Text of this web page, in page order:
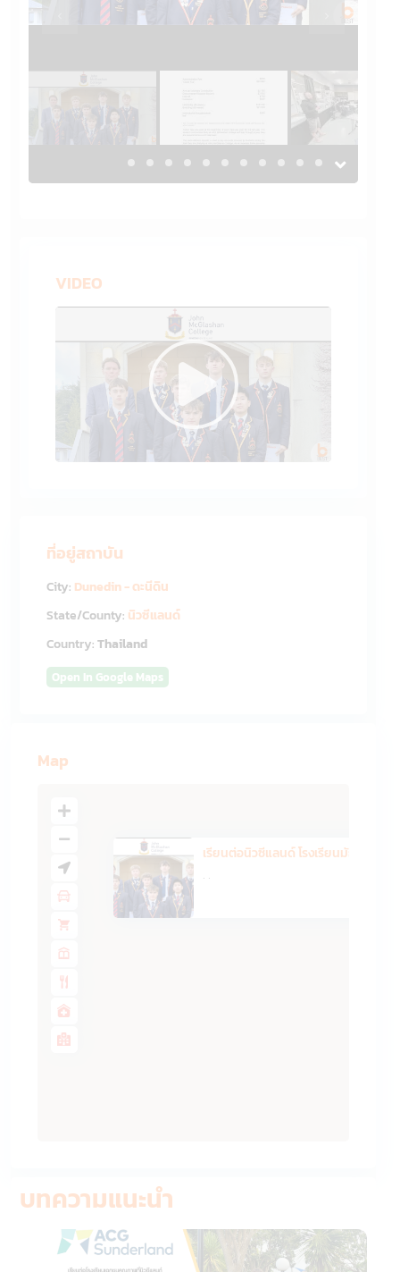
Previous Previous
VIDEO
ที่อยู่สถาบัน
City: Dunedin - ดะนีดิน
State/County: นิวซีแลนด์
Country:Thailand
Open In Google Maps
Map
เรียนต่อนิวซีแลนด์ โรงเรียนมัธ...
· ·
บทความแนะนำ